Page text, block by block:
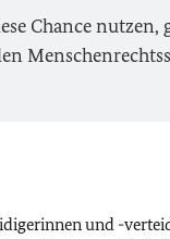
Chance nutzen,
und -